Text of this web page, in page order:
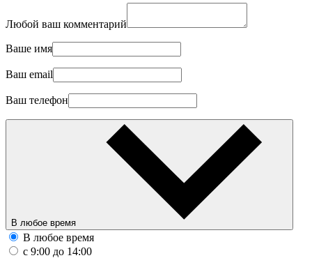
Любой ваш комментарий
Ваше имя
Ваш email
Ваш телефон
В любое время
В любое время
с 9:00 до 14:00